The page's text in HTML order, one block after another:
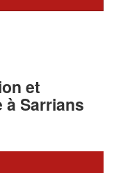
et
à Sarrians